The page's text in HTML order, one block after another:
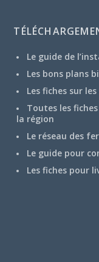
Le guide de
Les bons plans
Les fiches sur les
Toutes les
la région
Le réseau des
Le guide pour
Les fiches pour